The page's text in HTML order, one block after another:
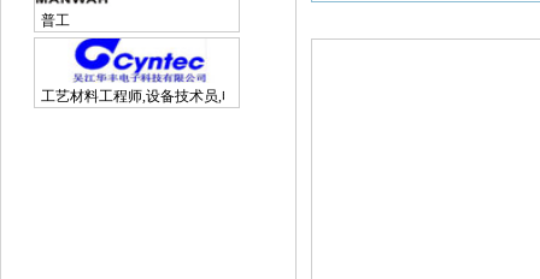
普工
工艺材料工程师,设备技术员,电子研发工程师